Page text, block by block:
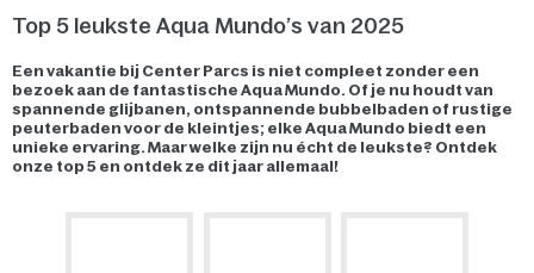
Top 5 leukste Aqua Mundo’s van 2025
Een vakantie bij Center Parcs is niet compleet zonder een
bezoek aan de fantastische Aqua Mundo. Of je nu houdt van
spannende glijbanen, ontspannende bubbelbaden of rustige
peuterbaden voor de kleintjes; elke Aqua Mundo biedt een
unieke ervaring. Maar welke zijn nu écht de leukste? Ontdek
onze top 5 en ontdek ze dit jaar allemaal!